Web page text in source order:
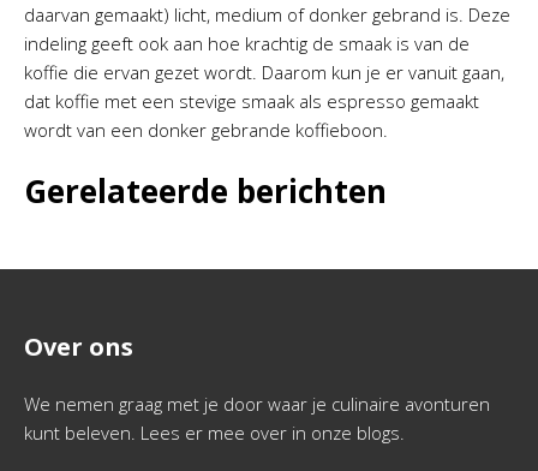
daarvan gemaakt) licht, medium of donker gebrand is. Deze
indeling geeft ook aan hoe krachtig de smaak is van de
koffie die ervan gezet wordt. Daarom kun je er vanuit gaan,
dat koffie met een stevige smaak als espresso gemaakt
wordt van een donker gebrande koffieboon.
Gerelateerde berichten
Over ons
We nemen graag met je door waar je culinaire avonturen
kunt beleven. Lees er mee over in onze blogs.